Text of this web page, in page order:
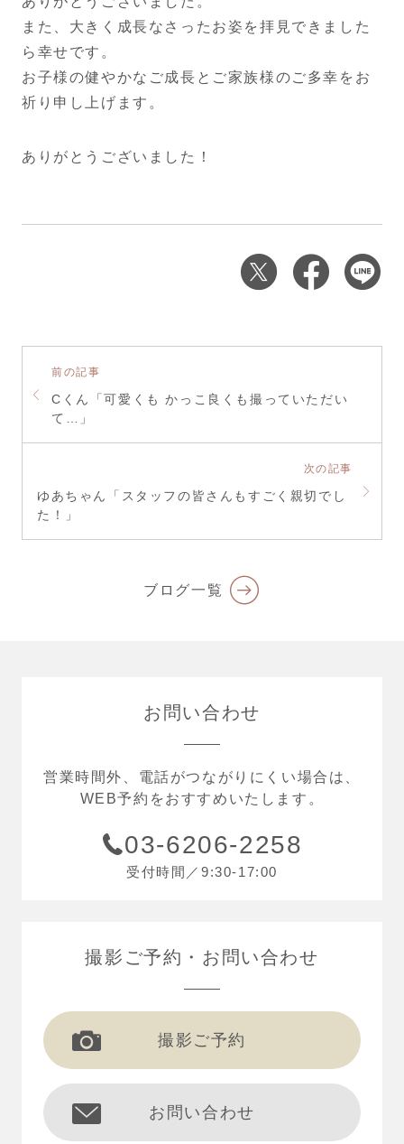
また、大きく成長なさったお姿を拝見できました
ら幸せです。
お子様の健やかなご成長とご家族様のご多幸をお
祈り申し上げます。
ありがとうございました！
前の記事
Cくん「可愛くも かっこ良くも撮っていただい
て…」
次の記事
ゆあちゃん「スタッフの皆さんもすごく親切でし
た！」
ブログ一覧
お問い合わせ
営業時間外、電話がつながりにくい場合は、
WEB予約をおすすめいたします。
03-6206-2258
受付時間／9:30-17:00
撮影ご予約 お問い合わせ
撮影ご予約
お問い合わせ